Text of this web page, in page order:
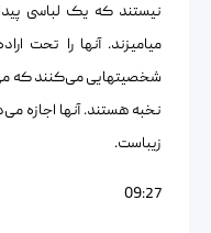
نیستند که یک لباسی
میامیزند. آنها را تحت
شخصیتهایی می‌کنند که
نخبه هستند. آنها اجازه
زیباست.
09:27